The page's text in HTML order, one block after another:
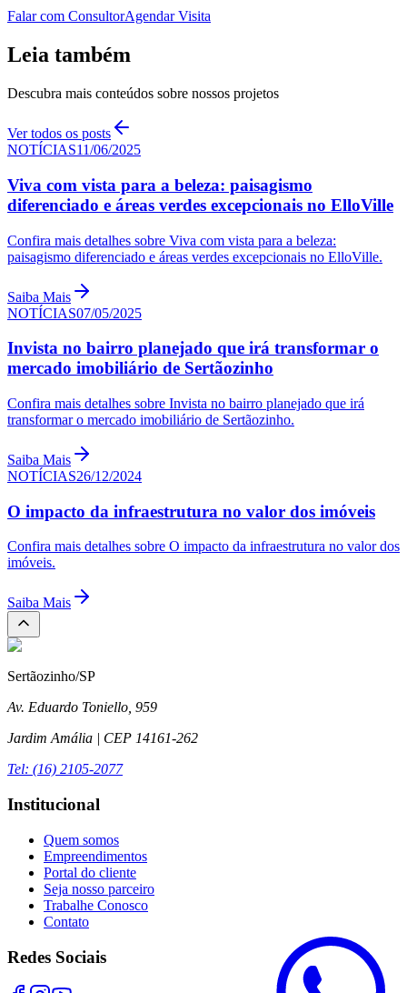
Falar com ConsultorAgendar Visita
Leia também
Descubra mais conteúdos sobre nossos projetos
Ver todos os posts
NOTÍCIAS11/06/2025
Viva com vista para a beleza: paisagismo
diferenciado e áreas verdes excepcionais no ElloVille
Confira mais detalhes sobre Viva com vista para a beleza:
paisagismo diferenciado e áreas verdes excepcionais no ElloVille.
Saiba Mais
NOTÍCIAS07/05/2025
Invista no bairro planejado que irá transformar o
mercado imobiliário de Sertãozinho
Confira mais detalhes sobre Invista no bairro planejado que irá
transformar o mercado imobiliário de Sertãozinho.
Saiba Mais
NOTÍCIAS26/12/2024
O impacto da infraestrutura no valor dos imóveis
Confira mais detalhes sobre O impacto da infraestrutura no valor dos
imóveis.
Saiba Mais
Sertãozinho/SP
Av. Eduardo Toniello, 959
Jardim Amália | CEP 14161-262
Tel: (16) 2105-2077
Institucional
Quem somos
Empreendimentos
Portal do cliente
Seja nosso parceiro
Trabalhe Conosco
Contato
Redes Sociais